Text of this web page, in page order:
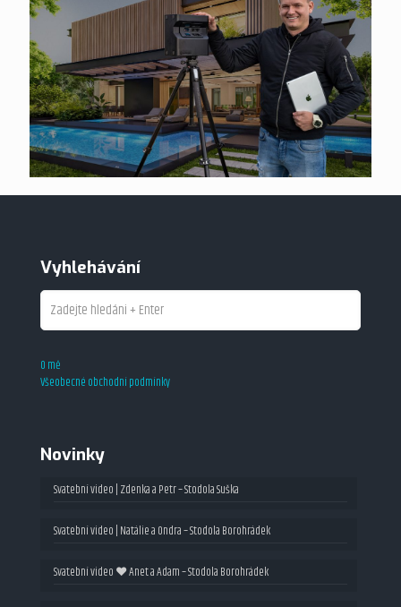
Vyhlehávání
O mě
Všeobecné obchodní podmínky
Novinky
Svatební video | Zdenka a Petr – Stodola Suška
Svatební video | Natálie a Ondra – Stodola Borohrádek
Svatební video ❤ Anet a Adam – Stodola Borohrádek